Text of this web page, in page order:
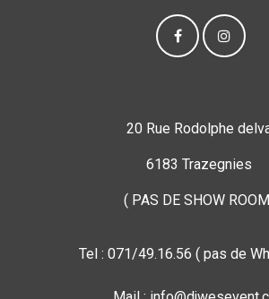
20 Rue Rodolphe
6183 Trazegnies
( PAS DE SHOW
Tel : 071/49.16.56 ( pas de